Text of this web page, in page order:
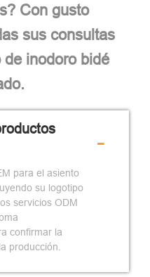
Con gusto
sus consultas
inodoro bidé
para el asiento
su logotipo
servicios ODM
confirmar la
producción.
-